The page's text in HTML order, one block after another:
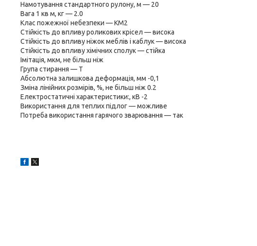
Намотування стандартного рулону, м — 20
Вага 1 кв м, кг — 2.0
Клас пожежної небезпеки — КМ2
Стійкість до впливу роликових крісел — висока
Стійкість до впливу ніжок меблів і каблук — висока
Стійкість до впливу хімічних сполук — стійка
Імітація, мкм, не більш ніж
Група стирання — T
Абсолютна залишкова деформація, мм -0,1
Зміна лінійних розмірів, %, не більш ніж 0.2
Електростатичні характеристики:, кВ -2
Використання для теплих підлог — можливе
Потреба використання гарячого зварювання — так